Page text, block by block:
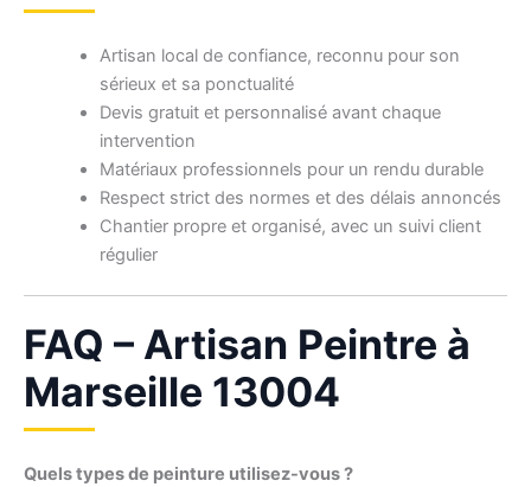
Artisan local de confiance, reconnu pour son
sérieux et sa ponctualité
Devis gratuit et personnalisé avant chaque
intervention
Matériaux professionnels pour un rendu durable
Respect strict des normes et des délais annoncés
Chantier propre et organisé, avec un suivi client
régulier
FAQ – Artisan Peintre à
Marseille 13004
Quels types de peinture utilisez-vous ?